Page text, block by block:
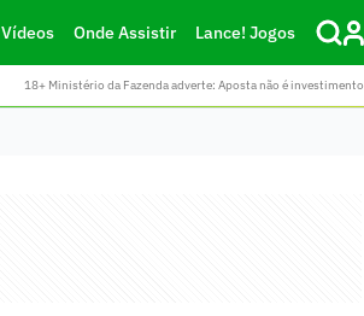
Vídeos Onde Assistir Lance! Jogos
18+ Ministério da Fazenda adverte: Aposta não é investimento